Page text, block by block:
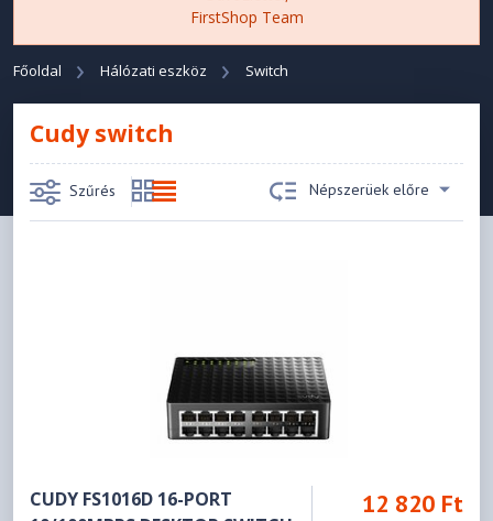
FirstShop Team
Főoldal Hálózati eszköz Switch
Cudy switch
Szűrés Népszerüek előre
CUDY FS1016D 16-PORT
12 820 Ft